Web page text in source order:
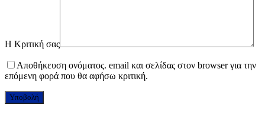
Η Κριτική σας
Αποθήκευση ονόματος. email και σελίδας στον browser για την
επόμενη φορά που θα αφήσω κριτική.